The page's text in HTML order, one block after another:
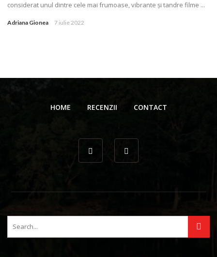
considerat unul dintre cele mai frumoase, vibrante și tandre filme ...
Adriana Gionea 7 iulie 2022
HOME RECENZII CONTACT